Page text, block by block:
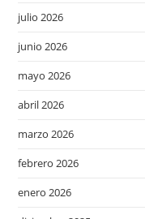
julio 2026
junio 2026
mayo 2026
abril 2026
marzo 2026
febrero 2026
enero 2026